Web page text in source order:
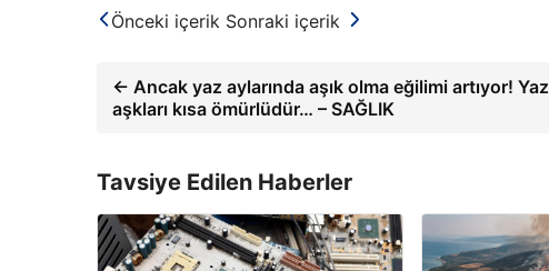
Önceki içerik Sonraki içerik
← Ancak yaz aylarında aşık olma eğilimi artıyor! Yaz
aşkları kısa ömürlüdür… – SAĞLIK
Tavsiye Edilen Haberler